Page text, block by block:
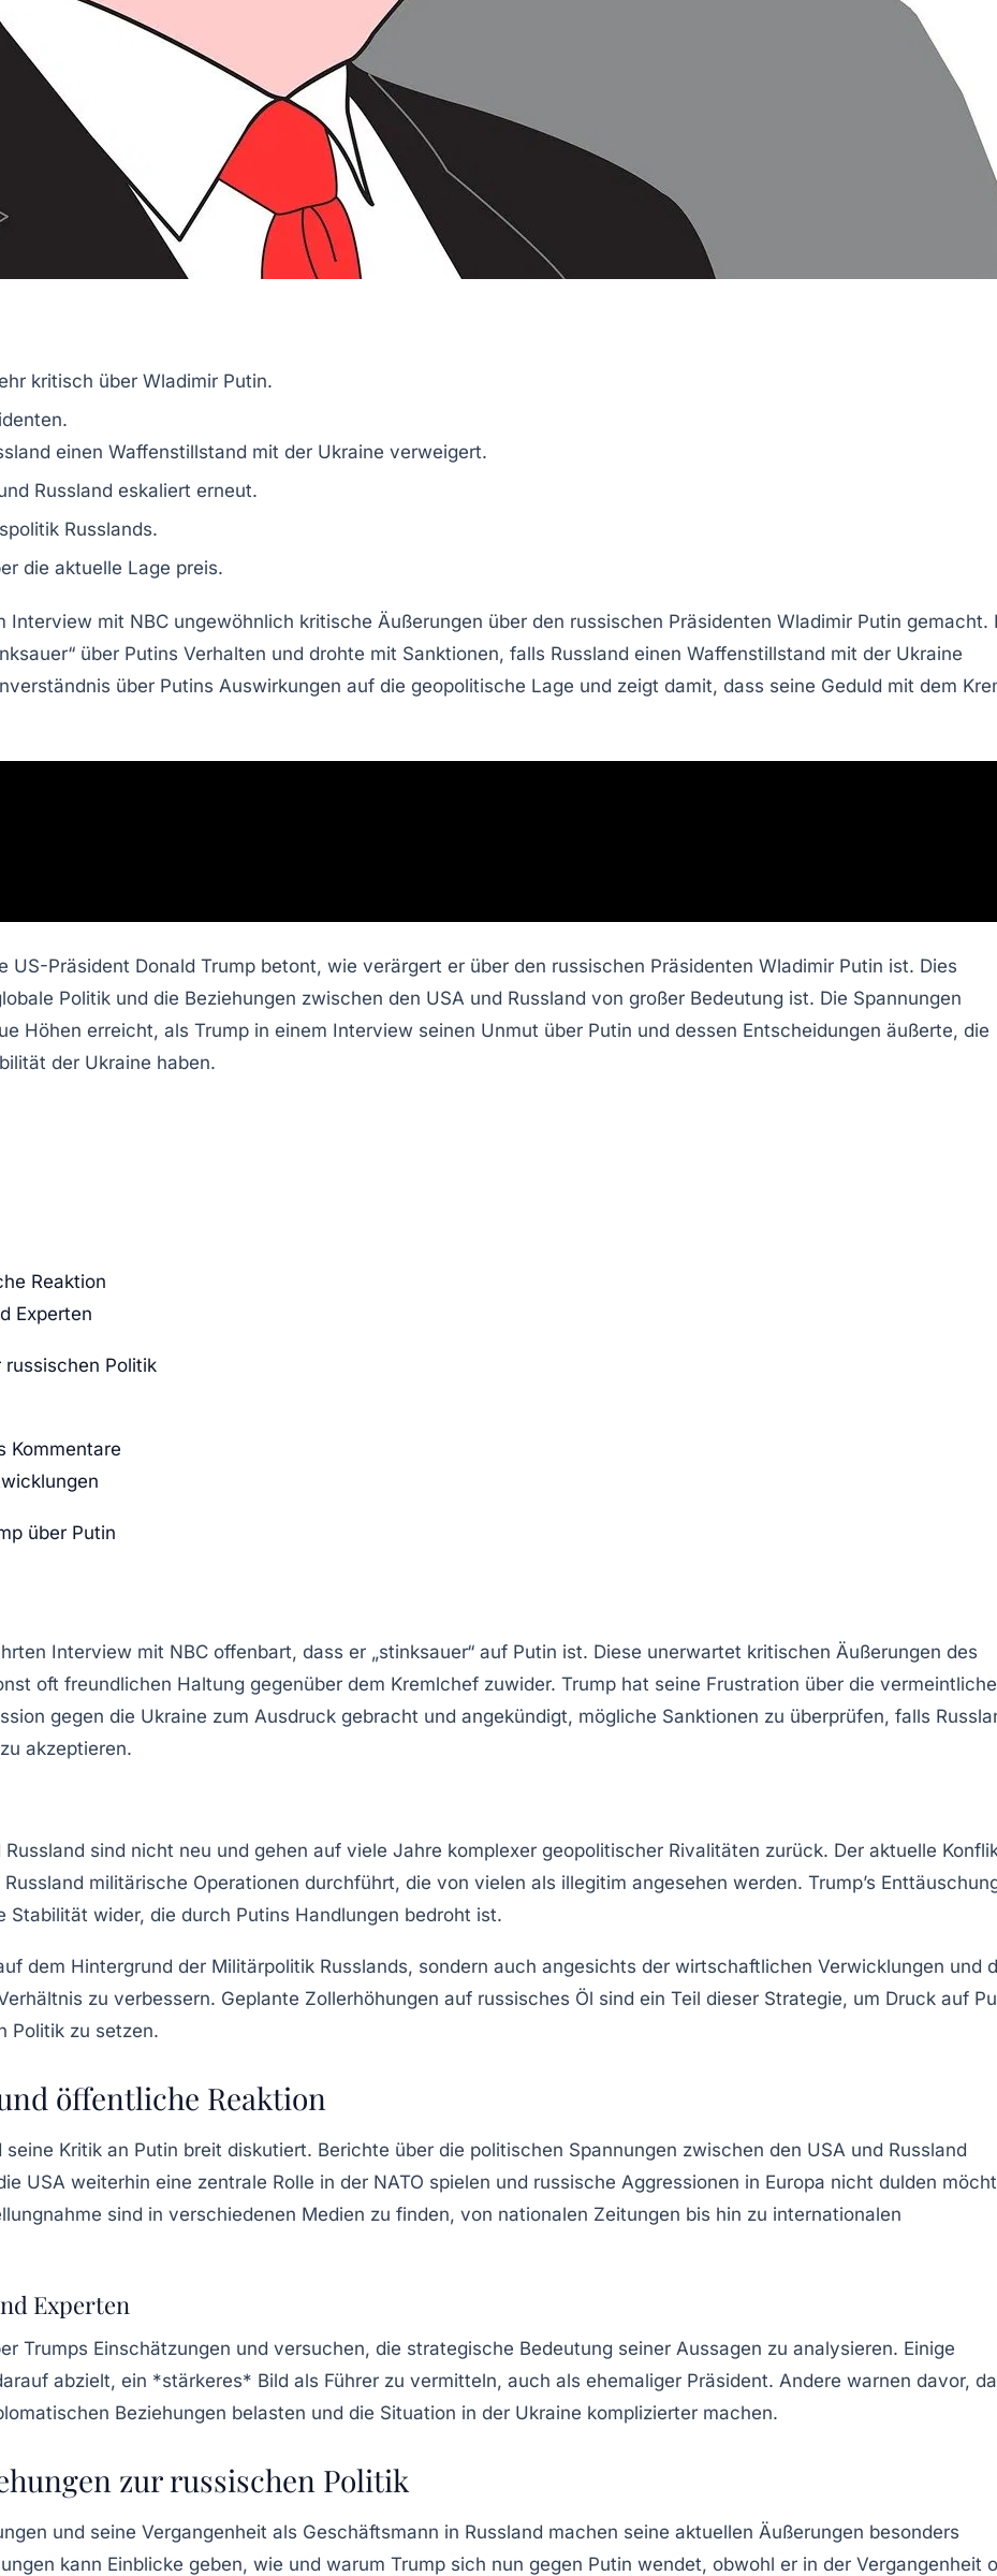
kritisch über Wladimir Putin.
einen Waffenstillstand mit der Ukraine verweigert.
Russland eskaliert erneut.
Russlands.
die aktuelle Lage preis.
Interview mit NBC ungewöhnlich kritische Äußerungen über den russischen Präsidenten Wladimir Putin gemacht.
“ über Putins Verhalten und drohte mit Sanktionen, falls Russland einen Waffenstillstand mit der Ukraine
über Putins Auswirkungen auf die geopolitische Lage und zeigt damit, dass seine Geduld mit dem
US-Präsident Donald Trump betont, wie verärgert er über den russischen Präsidenten Wladimir Putin ist. Dies
Politik und die Beziehungen zwischen den USA und Russland von großer Bedeutung ist. Die Spannungen
Höhen erreicht, als Trump in einem Interview seinen Unmut über Putin und dessen Entscheidungen äußerte, die
der Ukraine haben.
Reaktion
Experten
russischen Politik
Kommentare
über Putin
Interview mit NBC offenbart, dass er „stinksauer“ auf Putin ist. Diese unerwartet kritischen Äußerungen des
oft freundlichen Haltung gegenüber dem Kremlchef zuwider. Trump hat seine Frustration über die vermeintliche
gegen die Ukraine zum Ausdruck gebracht und angekündigt, mögliche Sanktionen zu überprüfen, falls
akzeptieren.
sind nicht neu und gehen auf viele Jahre komplexer geopolitischer Rivalitäten zurück. Der aktuelle
militärische Operationen durchführt, die von vielen als illegitim angesehen werden. Trump’s
Stabilität wider, die durch Putins Handlungen bedroht ist.
dem Hintergrund der Militärpolitik Russlands, sondern auch angesichts der wirtschaftlichen Verwicklungen und
zu verbessern. Geplante Zollerhöhungen auf russisches Öl sind ein Teil dieser Strategie, um Druck auf
Politik zu setzen.
öffentliche Reaktion
Kritik an Putin breit diskutiert. Berichte über die politischen Spannungen zwischen den USA und Russland
USA weiterhin eine zentrale Rolle in der NATO spielen und russische Aggressionen in Europa nicht dulden
sind in verschiedenen Medien zu finden, von nationalen Zeitungen bis hin zu internationalen
Experten
Trumps Einschätzungen und versuchen, die strategische Bedeutung seiner Aussagen zu analysieren. Einige
abzielt, ein *stärkeres* Bild als Führer zu vermitteln, auch als ehemaliger Präsident. Andere warnen davor,
Beziehungen belasten und die Situation in der Ukraine komplizierter machen.
zur russischen Politik
und seine Vergangenheit als Geschäftsmann in Russland machen seine aktuellen Äußerungen besonders
kann Einblicke geben, wie und warum Trump sich nun gegen Putin wendet, obwohl er in der Vergangenheit